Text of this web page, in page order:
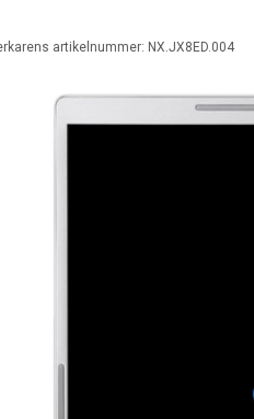
artikelnummer: NX.JX8ED.004